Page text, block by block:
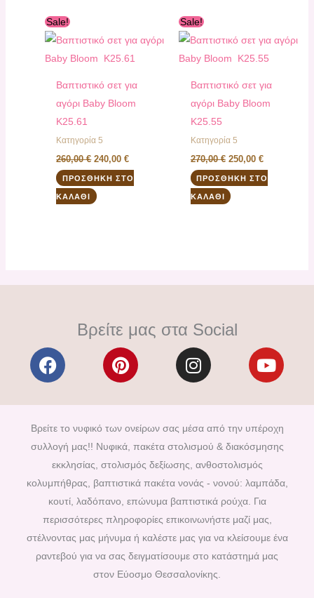
Sale!
Βαπτιστικό σετ για
αγόρι Baby Bloom
K25.61
Κατηγορία 5
260,00€
was:
240,00€
τιμή
240,00 €.
ΠΡΟΣΘΉΚΗ ΣΤΟ
ΚΑΛΆΘΙ
Sale!
Βαπτιστικό σετ για
αγόρι Baby Bloom
K25.55
Κατηγορία 5
270,00€
was:
250,00 €
τιμή
250,00 €.
ΠΡΟΣΘΉΚΗ ΣΤΟ
ΚΑΛΆΘΙ
Βρείτε μας στα Social
F
a
e
b
o
o
k
P
i
t
e
r
e
s
t
I
n
t
a
g
r
a
m
Y
o
t
u
b
Βρείτε το νυφικό των ονείρων σας μέσα από την υπέροχη
συλλογή μας!! Νυφικά, πακέτα στολισμού & διακόσμησης
εκκλησίας, στολισμός δεξίωσης, ανθοστολισμός
κολυμπήθρας, βαπτιστικά πακέτα νονάς - νονού: λαμπάδα,
κουτί, λαδόπανο, επώνυμα βαπτιστικά ρούχα. Για
περισσότερες πληροφορίες επικοινωνήστε μαζί μας,
στέλνοντας μας μήνυμα ή καλέστε μας για να κλείσουμε ένα
ραντεβού για να σας δειγματίσουμε στο κατάστημά μας
στον Εύοσμο Θεσσαλονίκης.